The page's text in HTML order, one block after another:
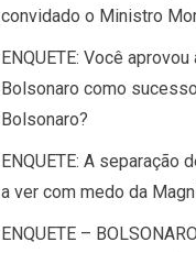
convidado o Ministro
ENQUETE: Você
Bolsonaro como
Bolsonaro?
ENQUETE: A separação
a ver com medo da
ENQUETE –